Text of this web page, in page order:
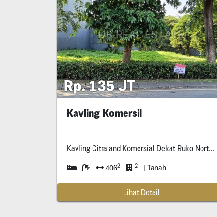
Rp. 135 JT
Kavling Komersil
Kavling Citraland Komersial Dekat Ruko North West Jalan
4062 2 | Tanah
Lihat Detail